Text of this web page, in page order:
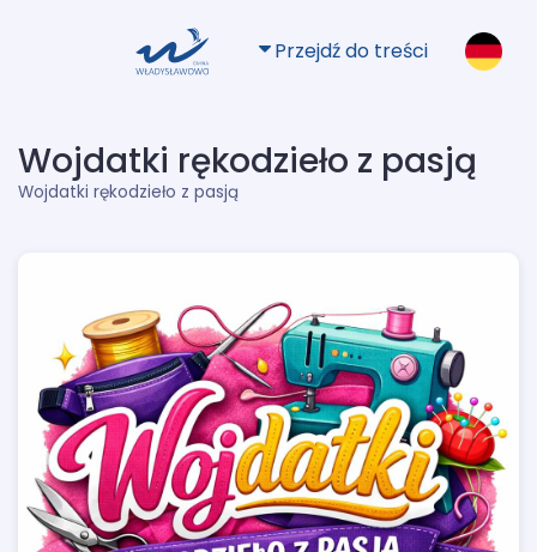
Przejdź do treści
Wojdatki rękodzieło z pasją
Wojdatki rękodzieło z pasją